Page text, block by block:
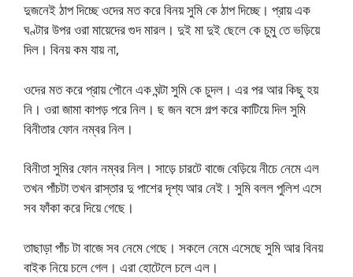
দুজনেই ঠাপ দিচ্ছে ওদের মত করে বিনয় সুমি কে ঠাপ দিচ্ছে। প্রায় এক
ঘণ্টার উপর ওরা মায়েদের গুদ মারল। দুই মা দুই ছেলে কে চুমু তে ভড়িয়ে
দিল। বিনয় কম যায় না,
ওদের মত করে প্রায় পৌনে এক ঘন্টা সুমি কে চুদল। এর পর আর কিছু হয়
নি। ওরা জামা কাপড় পরে নিল। ছ জন বসে গল্প করে কাটিয়ে দিল সুমি
বিনীতার ফোন নম্বর নিল।
বিনীতা সুমির ফোন নম্বর নিল। সাড়ে চারটে বাজে বেড়িয়ে নীচে নেমে এল
তখন পাঁচটা তখন রাস্তার দু পাশের দৃশ্য আর নেই। সুমি বলল পুলিশ এসে
সব ফাঁকা করে দিয়ে গেছে।
তাছাড়া পাঁচ টা বাজে সব নেমে গেছে। সকলে নেমে এসেছে সুমি আর বিনয়
বাইক নিয়ে চলে গেল। এরা হোটেলে চলে এল।